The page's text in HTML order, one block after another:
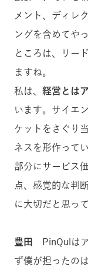
メント、ディレ
ングを含めてや
ところは、リー
ますね。
私は、 経営とは
います。サイエ
ケットをさぐり
ネスを形作って
部分にサービス
点、感覚的な判
に大切だと思っ
豊田
PinQulはア
ず僕が担ったの